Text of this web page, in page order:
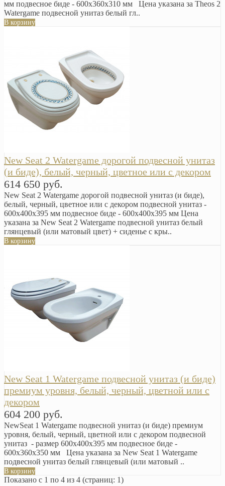
мм подвесное биде - 600x360x310 мм Цена указана за Theos 2
Watergame подвесной унитаз белый гл..
В корзину
New Seat 2 Watergame дорогой подвесной унитаз
(и биде), белый, черный, цветное или с декором
614 650 руб.
New Seat 2 Watergame дорогой подвесной унитаз (и биде),
белый, черный, цветное или с декором подвесной унитаз -
600x400x395 мм подвесное биде - 600x400x395 мм Цена
указана за New Seat 2 Watergame подвесной унитаз белый
глянцевый (или матовый цвет) + сиденье с кры..
В корзину
New Seat 1 Watergame подвесной унитаз (и биде)
премиум уровня, белый, черный, цветной или с
декором
604 200 руб.
NewSeat 1 Watergame подвесной унитаз (и биде) премиум
уровня, белый, черный, цветной или с декором подвесной
унитаз - размер 600x400x395 мм подвесное биде -
600x360x350 мм Цена указана за New Seat 1 Watergame
подвесной унитаз белый глянцевый (или матовый ..
В корзину
Показано с 1 по 4 из 4 (страниц: 1)